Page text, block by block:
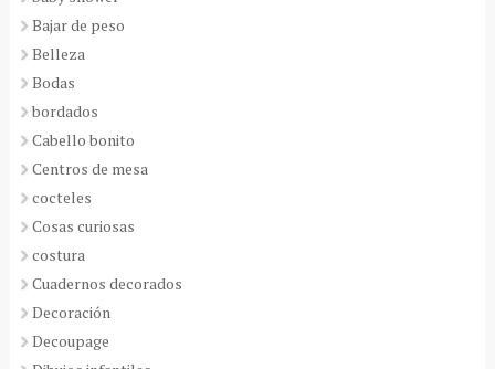
Bajar de peso
Belleza
Bodas
bordados
Cabello bonito
Centros de mesa
cocteles
Cosas curiosas
costura
Cuadernos decorados
Decoración
Decoupage